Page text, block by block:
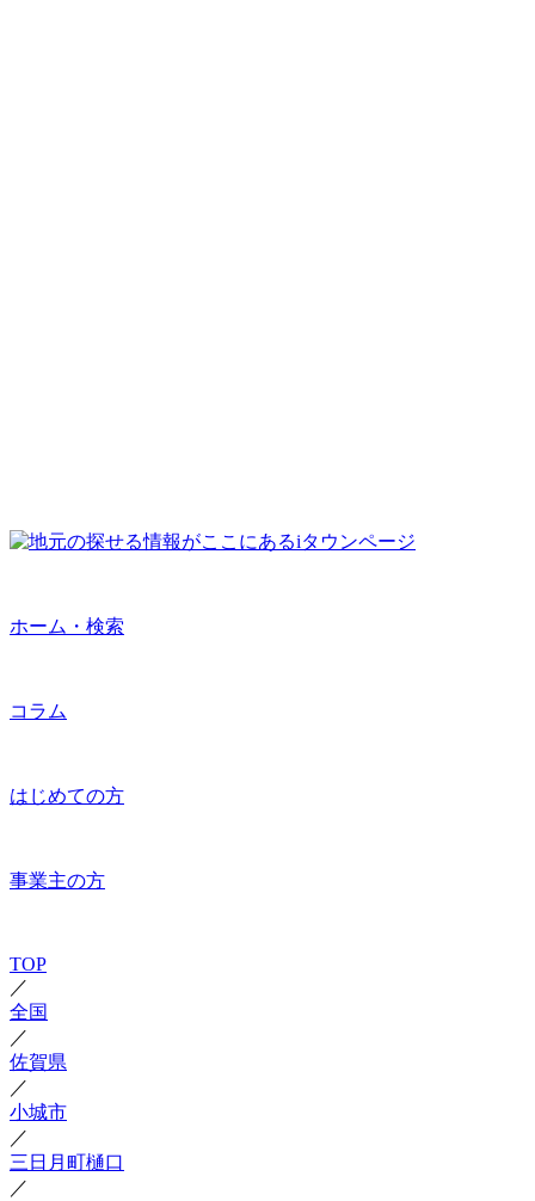
ホーム・検索
コラム
はじめての方
事業主の方
TOP
／
全国
／
佐賀県
／
小城市
／
三日月町樋口
／